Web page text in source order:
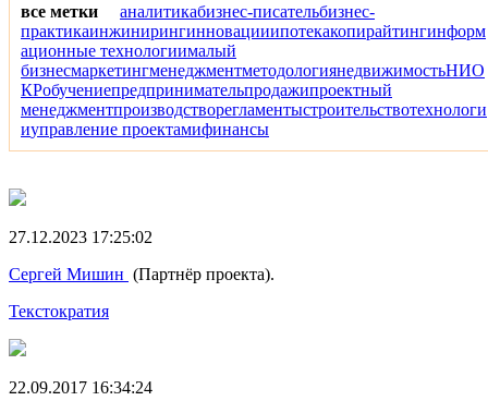
все метки аналитикабизнес-писательбизнес-
практикаинжинирингинновацииипотекакопирайтингинформ
ационные технологиималый
бизнесмаркетингменеджментметодологиянедвижимостьНИО
КРобучениепредпринимательпродажипроектный
менеджментпроизводстворегламентыстроительствотехнологи
иуправление проектамифинансы
27.12.2023 17:25:02
Сергей Мишин (Партнёр проекта).
Текстократия
22.09.2017 16:34:24